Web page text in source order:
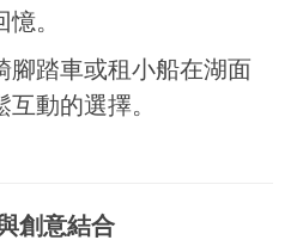
。
腳踏車或租小船在湖面
動的選擇。
創意結合